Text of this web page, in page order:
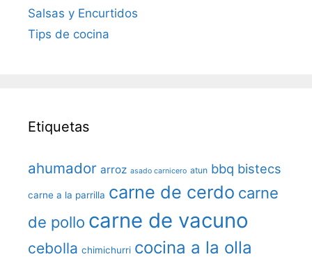
Salsas y Encurtidos
Tips de cocina
Etiquetas
ahumador arroz asado carnicero atun bbq bistecs
carne a la parrilla carne de cerdo carne
de pollo carne de vacuno
cebolla chimichurri cocina a la olla